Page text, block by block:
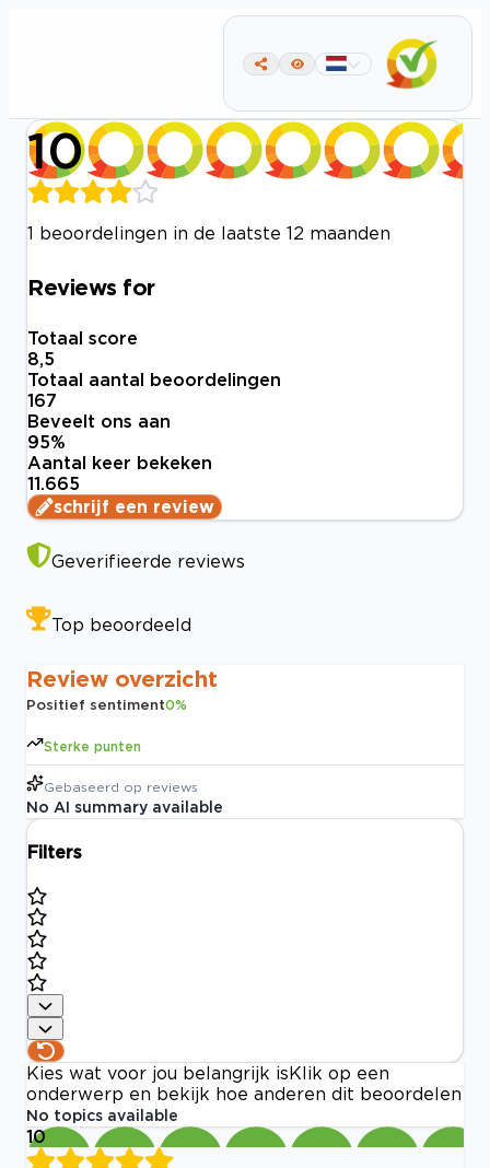
10
1 beoordelingen in de laatste 12 maanden
Reviews for
Totaal score
8,5
Totaal aantal beoordelingen
167
Beveelt ons aan
95%
Aantal keer bekeken
11.665
schrijf een review
Geverifieerde reviews
Top beoordeeld
Review overzicht
Positief sentiment0%
Sterke punten
Gebaseerd op reviews
No AI summary available
Filters
Kies wat voor jou belangrijk is Klik op een
onderwerp en bekijk hoe anderen dit beoordelen
No topics available
10